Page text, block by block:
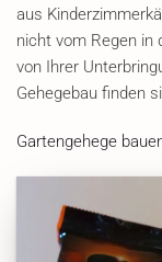
aus
nicht vom Regen in
von Ihrer
Gehegebau finden
Gartengehege